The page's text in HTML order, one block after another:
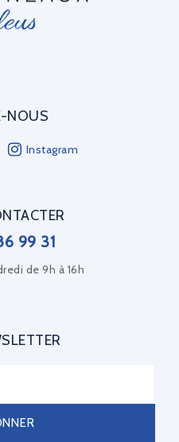
NOUS
Instagram
99 31
de 9h à 16h